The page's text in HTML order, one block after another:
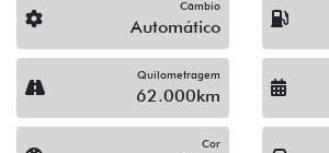
Campinas / São Paulo
(19) 3743-1400